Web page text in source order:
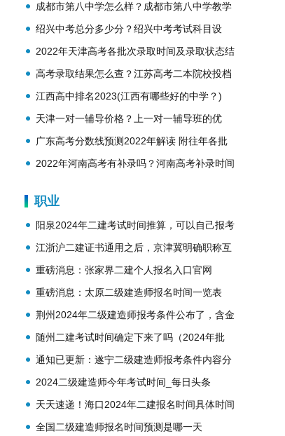
简介
成都市第八中学怎么样？成都市第八中学教学
理念？
绍兴中考总分多少分？绍兴中考考试科目设
置？
2022年天津高考各批次录取时间及录取状态结
果查询
高考录取结果怎么查？江苏高考二本院校投档
线公布
江西高中排名2023(江西有哪些好的中学？)
天津一对一辅导价格？上一对一辅导班的优
势？
广东高考分数线预测2022年解读 附往年各批
次分数线
2022年河南高考有补录吗？河南高考补录时间
职业
阳泉2024年二建考试时间推算，可以自己报考
吗
江浙沪二建证书通用之后，京津冀明确职称互
认！一体化进程正急速推进！
重磅消息：张家界二建个人报名入口官网
重磅消息：太原二级建造师报名时间一览表
2024年
荆州2024年二级建造师报考条件公布了，含金
量高吗
随州二建考试时间确定下来了吗（2024年批
次），需要多少费用
通知已更新：遂宁二级建造师报考条件内容分
析2024年
2024二级建造师今年考试时间_每日头条
天天速递！海口2024年二建报名时间具体时间
安排一览表
全国二级建造师报名时间预测是哪一天